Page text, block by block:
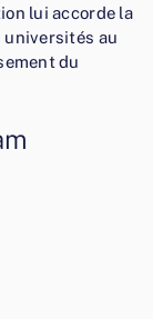
lui accorde la
universités au
du